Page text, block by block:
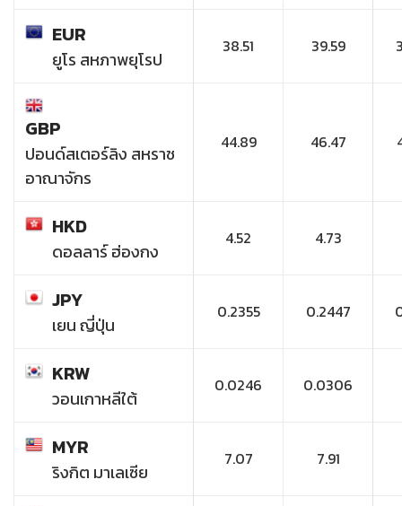
EUR
ยูโร สหภาพยุโรป
38.51 39.59
GBP
ปอนด์สเตอร์ลิง สหราช
อาณาจักร
44.89 46.47
HKD
ดอลลาร์ ฮ่องกง
4.52 4.73
JPY
เยน ญี่ปุ่น
0.2355 0.2447
KRW
วอนเกาหลีใต้
0.0246 0.0306
MYR
ริงกิต มาเลเซีย
7.07 7.91